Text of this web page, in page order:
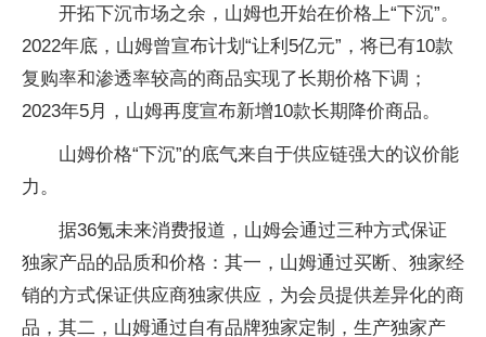
开拓下沉市场之余，山姆也开始在价格上“下沉”。
2022年底，山姆曾宣布计划“让利5亿元”，将已有10款
复购率和渗透率较高的商品实现了长期价格下调；
2023年5月，山姆再度宣布新增10款长期降价商品。
山姆价格“下沉”的底气来自于供应链强大的议价能
力。
据36氪未来消费报道，山姆会通过三种方式保证
独家产品的品质和价格：其一，山姆通过买断、独家经
销的方式保证供应商独家供应，为会员提供差异化的商
品，其二，山姆通过自有品牌独家定制，生产独家产